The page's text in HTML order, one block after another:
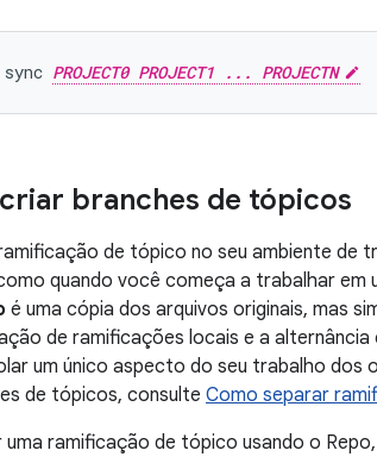
PROJECT0 PROJECT1 ... PROJECTN
branches de tópicos
de tópico no seu ambiente de
quando você começa a trabalhar em
é uma cópia dos arquivos originais, mas
de ramificações locais e a
um único aspecto do seu trabalho
de tópicos, consulte Como separar
uma ramificação de tópico usando o